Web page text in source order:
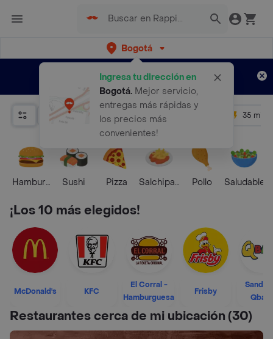
Bogotá
Ingresa tu dirección en
Bogotá. Mejor servicio,
entregas más rápidas y
los precios más
convenientes!
envíos gratis por semanas Aplican TyC
Relevancia Promos 35 mins
HamburguesaSushi Pizza Salchipapas Pollo Saludable
¡Los 10 más elegidos!
McDonald's KFC
El Corral -
Hamburguesa
Frisby
Restaurantes cerca de mi ubicación(30)